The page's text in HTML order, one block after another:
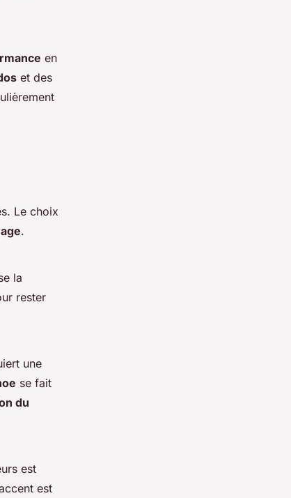
en
et des
Le choix
.
la
rester
une
se fait
du
est
est